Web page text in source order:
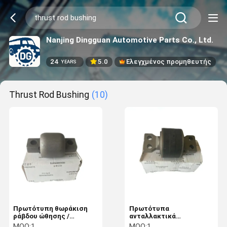
Nanjing Dingguan Automotive Parts Co., Ltd.
24 YEARS 5.0 Ελεγχμένος προμηθευτής
Thrust Rod Bushing (10)
Πρωτότυπη θωράκιση
ράβδου ώθησης /
σφαιρικό αρθρό για
Πρωτότυπα
ανταλλακτικά
λεωφορείων Τμήματα